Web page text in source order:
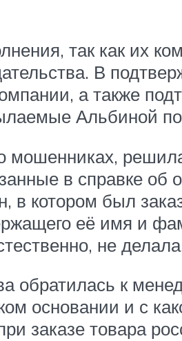
так как их
В
а также
Альбиной
мошенниках,
в справке об
котором был
её имя и
не
обратилась к
основании и с
заказе товара